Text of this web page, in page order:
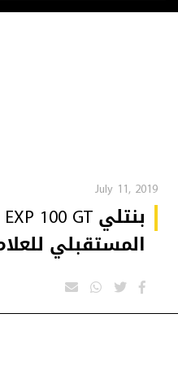
July 11, 2019
المستقبلي